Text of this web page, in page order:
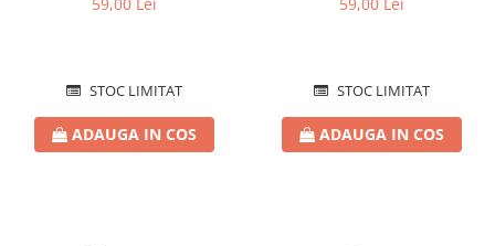
STOC LIMITAT
ADAUGA IN COS
STOC LIMITAT
ADAUGA IN COS